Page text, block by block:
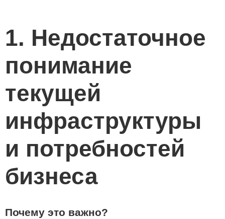
1. Недостаточное
понимание
текущей
инфраструктуры
и потребностей
бизнеса
Почему это важно?